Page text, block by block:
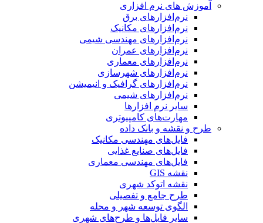
آموزش های نرم افزاری
نرم‌افزارهای برق
نرم‌افزارهای مکانیک
نرم‌افزارهای مهندسی شیمی
نرم‌افزارهای عمران
نرم‌افزارهای معماری
نرم‌افزارهای شهرسازی
نرم‌افزارهای گرافیک و انیمیشن
نرم‌افزارهای شیمی
سایر نرم افزارها
مهارت‌های کامپیوتری
طرح و نقشه و بانک داده
فایل‌های مهندسی مکانیک
فایل‌های صنایع غذایی
فایل‌های مهندسی معماری
نقشه GIS
نقشه اتوکد شهری
طرح جامع و تفصیلی
الگوی توسعه شهر و محله
سایر فایل‌ها و طرح‌های شهری